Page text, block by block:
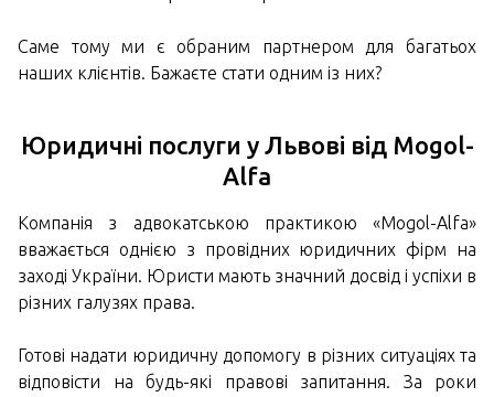
Саме тому ми є обраним партнером для багатьох
наших клієнтів. Бажаєте стати одним із них?
Юридичні послуги у Львові від Mogol-
Alfa
Компанія з адвокатською практикою «Mogol-Alfa»
вважається однією з провідних юридичних фірм на
заході України. Юристи мають значний досвід і успіхи в
різних галузях права.
Готові надати юридичну допомогу в різних ситуаціях та
відповісти на будь-які правові запитання. За роки